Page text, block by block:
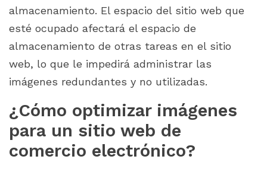
almacenamiento. El espacio del sitio web que
esté ocupado afectará el espacio de
almacenamiento de otras tareas en el sitio
web, lo que le impedirá administrar las
imágenes redundantes y no utilizadas.
¿Cómo optimizar imágenes
para un sitio web de
comercio electrónico?